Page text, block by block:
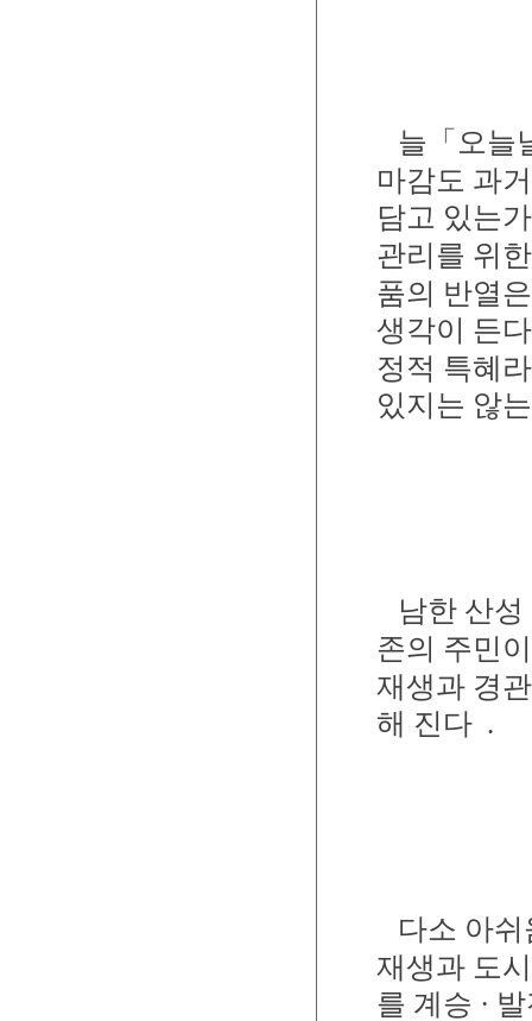
늘「오늘
마감도 과
담고 있는
관리를 위
품의 반열
생각이 든다
정적 특혜
있지는 않
남한 산
존의 주민
재생과 경
해 진다 .
다소 아
재생과 도
를 계승 ·